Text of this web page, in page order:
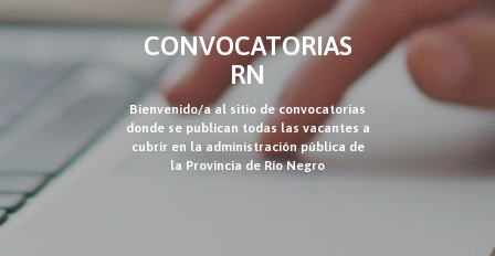
CONVOCATORIAS
RN
Bienvenido/a al sitio de convocatorias
donde se publican todas las vacantes a
cubrir en la administración pública de
la Provincia de Río Negro